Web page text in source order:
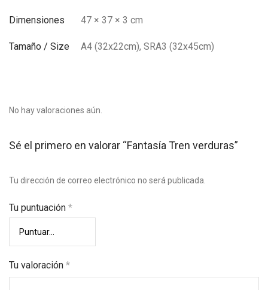
Dimensiones 47 × 37 × 3 cm
Tamaño / Size A4 (32x22cm), SRA3 (32x45cm)
No hay valoraciones aún.
Sé el primero en valorar “Fantasía Tren verduras”
Tu dirección de correo electrónico no será publicada.
Tu puntuación *
Tu valoración *